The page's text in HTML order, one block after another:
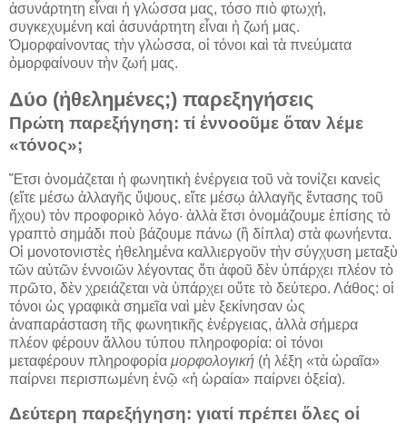
ἀσυνάρτητη εἶναι ἡ γλώσσα μας, τόσο πιὸ φτωχή,
συγκεχυμένη καὶ ἀσυνάρτητη εἶναι ἡ ζωή μας.
Ὀμορφαίνοντας τὴν γλώσσα, οἱ τόνοι καὶ τὰ πνεύματα
ὀμορφαίνουν τὴν ζωή μας.
Δύο (ἠθελημένες;) παρεξηγήσεις
Πρώτη παρεξήγηση: τί ἐννοοῦμε ὅταν λέμε
«τόνος»;
Ἔτσι ὀνομάζεται ἡ φωνητικὴ ἐνέργεια τοῦ νὰ τονίζει κανεὶς
(εἴτε μέσω ἀλλαγῆς ὕψους, εἴτε μέσῳ ἀλλαγῆς ἔντασης τοῦ
ἤχου) τὸν προφορικὸ λόγο· ἀλλὰ ἔτσι ὀνομάζουμε ἐπίσης τὸ
γραπτὸ σημάδι ποὺ βάζουμε πάνω (ἢ δίπλα) στὰ φωνήεντα.
Οἱ μονοτονιστὲς ἠθελημένα καλλιεργοῦν τὴν σύγχυση μεταξὺ
τῶν αὐτῶν ἐννοιῶν λέγοντας ὅτι ἀφοῦ δὲν ὑπάρχει πλέον τὸ
πρῶτο, δὲν χρειάζεται νὰ ὑπάρχει οὔτε τὸ δεύτερο. Λάθος: οἱ
τόνοι ὡς γραφικὰ σημεῖα ναὶ μὲν ξεκίνησαν ὡς
ἀναπαράσταση τῆς φωνητικῆς ἐνέργειας, ἀλλὰ σήμερα
πλέον φέρουν ἄλλου τύπου πληροφορία: οἱ τόνοι
μεταφέρουν πληροφορία μορφολογική (ἡ λέξη «τὰ ὡραῖα»
παίρνει περισπωμένη ἑνῷ «ἡ ὡραία» παίρνει ὀξεία).
Δεύτερη παρεξήγηση: γιατί πρέπει ὅλες οἱ